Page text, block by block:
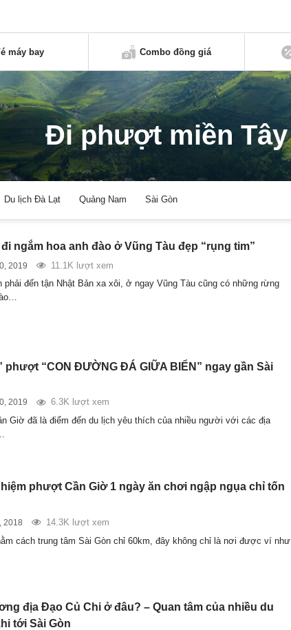
máy bay Combo đồng giá
Đi phượt miền Tây
Du lịch Đà Lạt Quảng Nam Sài Gòn
ngắm hoa anh đào ở Vũng Tàu đẹp “rụng tim”
2019
11.1K lượt xem
phải đến tận Nhật Bản xa xôi, ở ngay Vũng Tàu cũng có những rừng
phượt “CON ĐƯỜNG ĐÁ GIỮA BIỂN” ngay gần Sài
2019
6.3K lượt xem
Giờ đã là điểm đến du lịch yêu thích của nhiều người với các địa
phượt Cần Giờ 1 ngày ăn chơi ngập ngụa chỉ tốn
2018
14.3K lượt xem
cách trung tâm Sài Gòn chỉ 60km, đây không chỉ là nơi được ví như
địa Đạo Củ Chi ở đâu? – Quan tâm của nhiều du
tới Sài Gòn